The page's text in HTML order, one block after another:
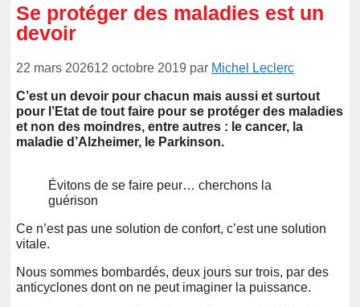
Se protéger des maladies est un
devoir
22 mars 202612 octobre 2019 par Michel Leclerc
C’est un devoir pour chacun mais aussi et surtout
pour l’Etat de tout faire pour se protéger des maladies
et non des moindres, entre autres : le cancer, la
maladie d’Alzheimer, le Parkinson.
Évitons de se faire peur… cherchons la
guérison
Ce n’est pas une solution de confort, c’est une solution
vitale.
Nous sommes bombardés, deux jours sur trois, par des
anticyclones dont on ne peut imaginer la puissance.